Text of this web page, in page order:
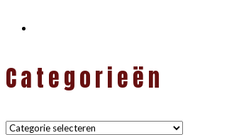
Categorieën
Categorieën